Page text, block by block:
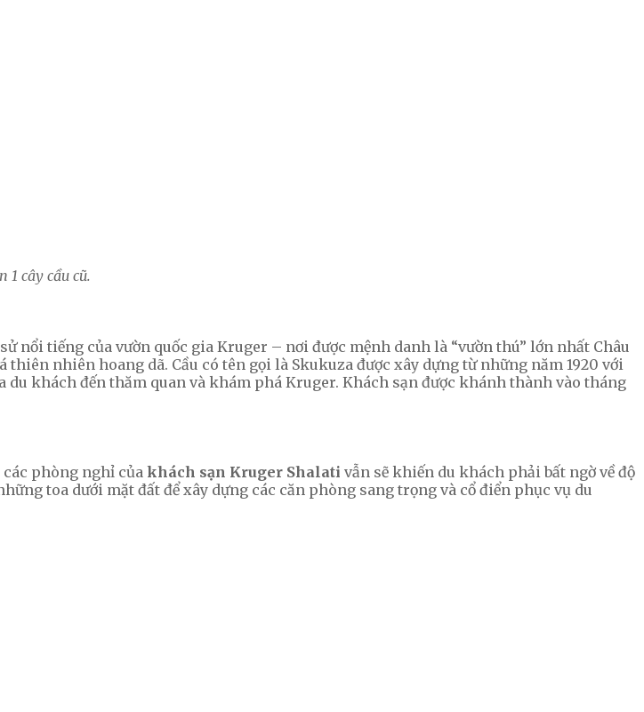
cây cầu cũ.
nổi tiếng của vườn quốc gia Kruger – nơi được mệnh danh là “vườn thú” lớn nhất Châu
nhiên hoang dã. Cầu có tên gọi là Skukuza được xây dựng từ những năm 1920 với
khách đến thăm quan và khám phá Kruger. Khách sạn được khánh thành vào tháng
phòng nghỉ của khách sạn Kruger Shalati vẫn sẽ khiến du khách phải bất ngờ về độ
toa dưới mặt đất để xây dựng các căn phòng sang trọng và cổ điển phục vụ du